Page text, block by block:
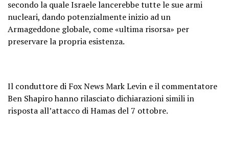
secondo la quale Israele lancerebbe tutte le sue armi
nucleari, dando potenzialmente inizio ad un
Armageddone globale, come «ultima risorsa» per
preservare la propria esistenza.
Il conduttore di Fox News Mark Levin e il commentatore
Ben Shapiro hanno rilasciato dichiarazioni simili in
risposta all’attacco di Hamas del 7 ottobre.